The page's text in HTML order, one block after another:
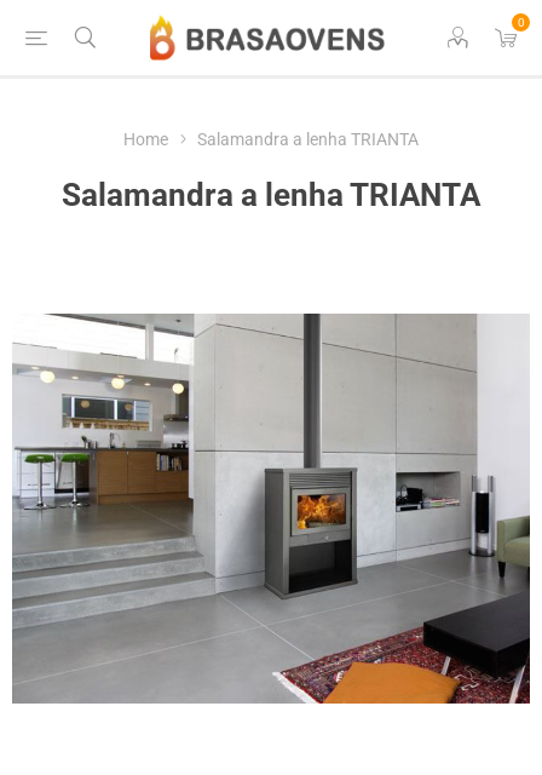
0
Home Salamandra a lenha TRIANTA
Salamandra a lenha TRIANTA